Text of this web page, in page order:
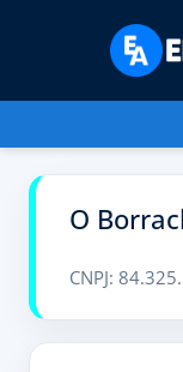
O
CNPJ: